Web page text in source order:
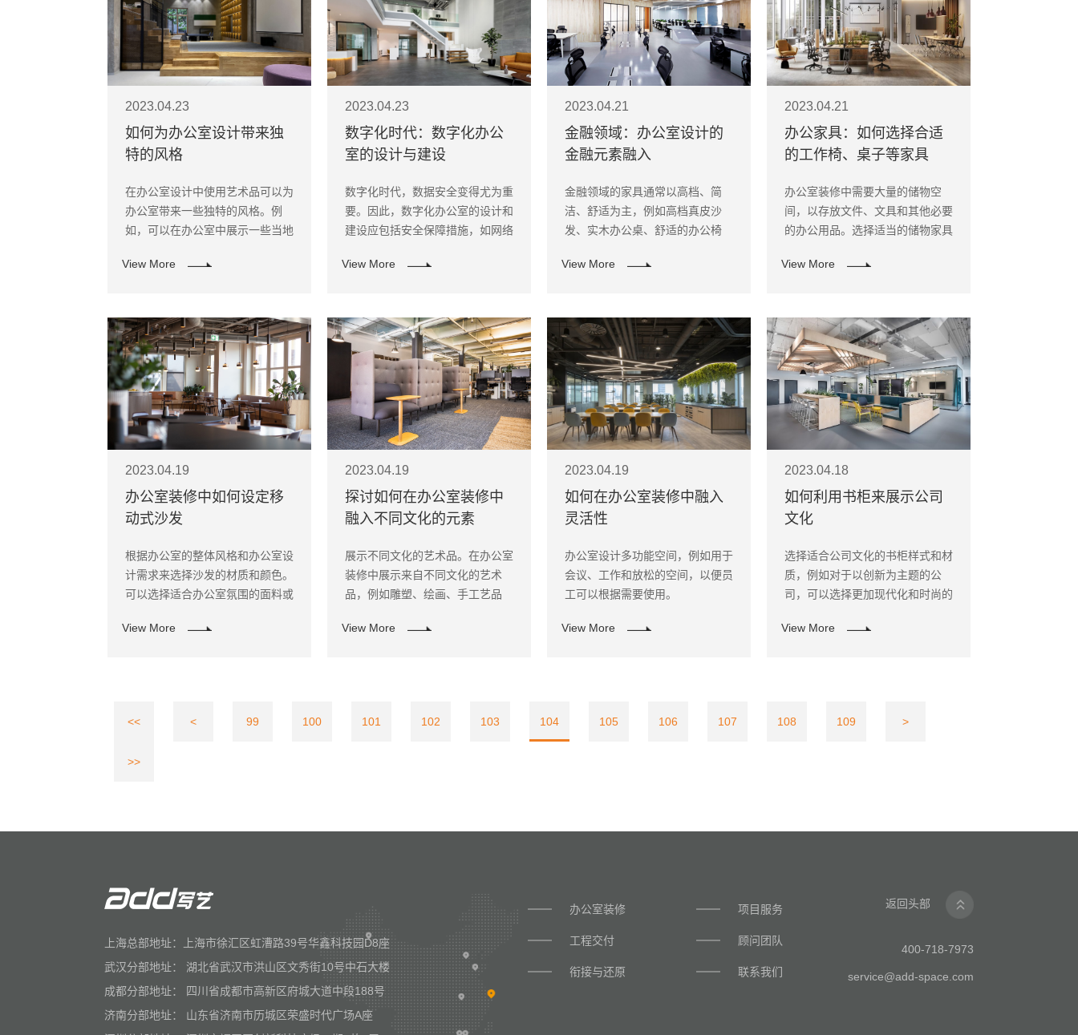
2023.04.23
如何为办公室设计带来独
特的风格
在办公室设计中使用艺术品可以为
办公室带来一些独特的风格。例
如，可以在办公室中展示一些当地
化特色。 ​
View More
2023.04.23
数字化时代：数字化办公
室的设计与建设
数字化时代，数据安全变得尤为重
要。因此，数字化办公室的设计和
建设应包括安全保障措施，如网络
View More
2023.04.21
金融领域：办公室设计的
金融元素融入
金融领域的家具通常以高档、简
洁、舒适为主，例如高档真皮沙
发、实木办公桌、舒适的办公椅
以提高员工的舒适感和工作效率。
View More
2023.04.21
办公家具：如何选择合适
的工作椅、桌子等家具
办公室装修中需要大量的储物空
间，以存放文件、文具和其他必要
的办公用品。选择适当的储物家具
品，并使办公室更加整洁有序。
View More
2023.04.19
办公室装修中如何设定移
动式沙发
根据办公室的整体风格和办公室设
计需求来选择沙发的材质和颜色。
可以选择适合办公室氛围的面料或
颜色。
View More
2023.04.19
探讨如何在办公室装修中
融入不同文化的元素
展示不同文化的艺术品。在办公室
装修中展示来自不同文化的艺术
品，例如雕塑、绘画、手工艺品
美和艺术表达。
View More
2023.04.19
如何在办公室装修中融入
灵活性
办公室设计多功能空间，例如用于
会议、工作和放松的空间，以便员
工可以根据需要使用。
View More
2023.04.18
如何利用书柜来展示公司
文化
选择适合公司文化的书柜样式和材
质，例如对于以创新为主题的公
司，可以选择更加现代化和时尚的
保，可以选择使用可持续材料制作
View More
<< < 99 100 101 102 103 104 105 106 107 108 109 >
>>
上海总部地址：上海市徐汇区虹漕路39号华鑫科技园D8座
武汉分部地址： 湖北省武汉市洪山区文秀街10号中石大楼
成都分部地址： 四川省成都市高新区府城大道中段188号
济南分部地址： 山东省济南市历城区荣盛时代广场A座
办公室装修 项目服务
工程交付 顾问团队
衔接与还原 联系我们
返回头部
400-718-7973
service@add-space.com